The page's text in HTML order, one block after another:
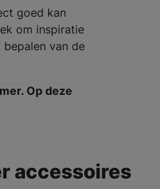
goed kan
om inspiratie
van de
Op deze
accessoires